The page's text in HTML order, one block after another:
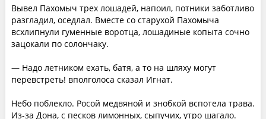
Вывел Пахомыч трех лошадей, напоил, потники заботливо
разгладил, оседлал. Вместе со старухой Пахомыча
всхлипнули гуменные воротца, лошадиные копыта сочно
зацокали по солончаку.
— Надо летником ехать, батя, а то на шляху могут
перевстреть! вполголоса сказал Игнат.
Небо поблекло. Росой медвяной и знобкой вспотела трава.
Из-за Дона, с песков лимонных, сыпучих, утро шагало.